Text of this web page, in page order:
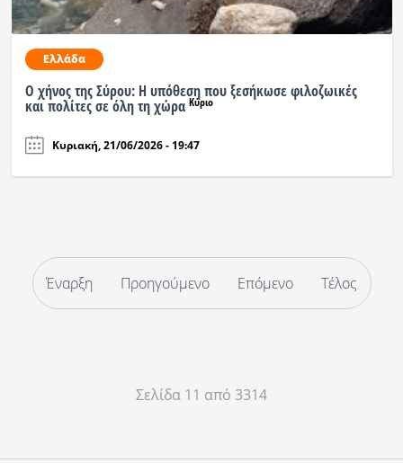
Ελλάδα
Ο χήνος της Σύρου: Η υπόθεση που ξεσήκωσε φιλοζωικές
και πολίτες σε όλη τη χώρα Κύριο
Κυριακή, 21/06/2026 - 19:47
Έναρξη Προηγούμενο Επόμενο Τέλος
Σελίδα 11 από 3314